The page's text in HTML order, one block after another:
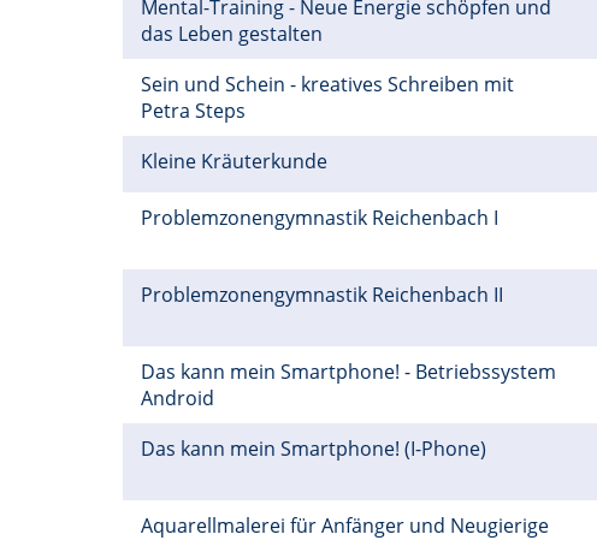
Mental-Training - Neue Energie schöpfen und
das Leben gestalten
Sein und Schein - kreatives Schreiben mit
Petra Steps
Kleine Kräuterkunde
Problemzonengymnastik Reichenbach I
Problemzonengymnastik Reichenbach II
Das kann mein Smartphone! - Betriebssystem
Android
Das kann mein Smartphone! (I-Phone)
Aquarellmalerei für Anfänger und Neugierige